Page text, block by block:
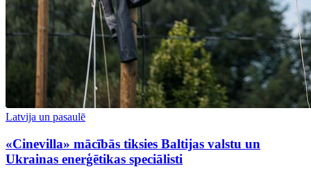
Latvija un pasaulē
«Cinevilla» mācībās tiksies Baltijas valstu un
Ukrainas enerģētikas speciālisti